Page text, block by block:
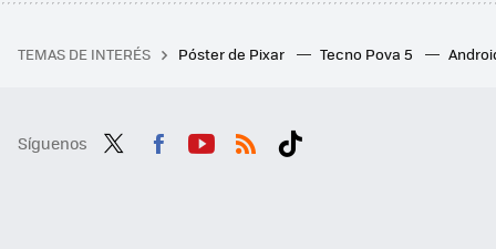
TEMAS DE INTERÉS Póster de Pixar Tecno Pova 5
Síguenos